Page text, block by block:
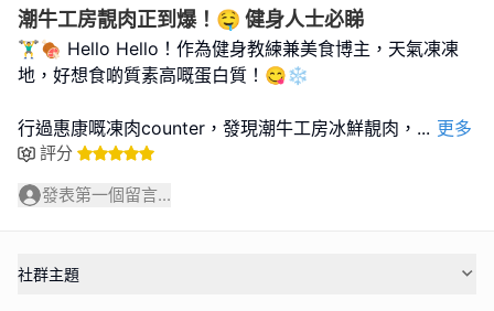
潮牛工房靚肉正到爆！🤤 健身人士必睇
🏋️‍♂️🍖 Hello Hello！作為健身教練兼美食博主，天氣凍凍
地，好想食啲質素高嘅蛋白質！😋❄️
行過惠康嘅凍肉counter，發現潮牛工房冰鮮靚肉， ... 更多
評分
發表第一個留言...
社群主題